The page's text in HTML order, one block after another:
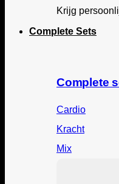
Krijg
Complete Sets
Complete
Cardio
Kracht
Mix